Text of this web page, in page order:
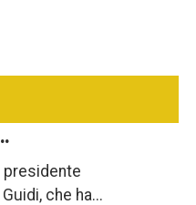
presidente
che ha...